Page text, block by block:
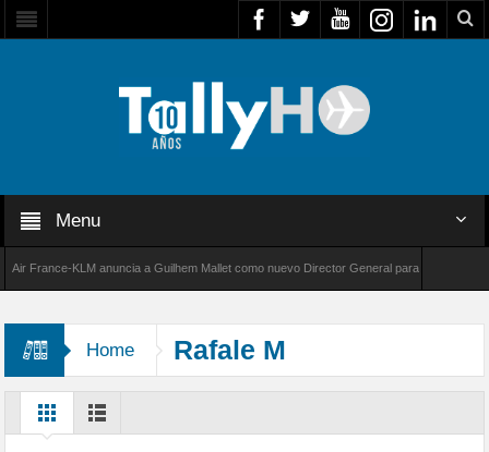
Menu
KLM anuncia a Guilhem Mallet como nuevo Director General para América Latina
Home Rafale M